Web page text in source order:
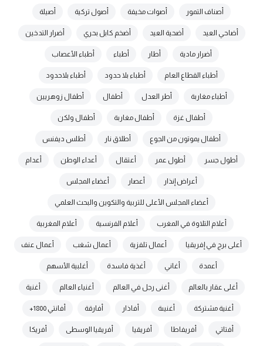
أصناف التمور أصوات مخيفة أصول تركية أصيلة
أضاحي العيد أضحية العيد أضخم كابل بحري أضرار التدخين
أضرار مادية أطار أطباء أطباء الأعصاب
أطباء القطاع العام أطباء بلا حدود أطباء بلاحدود
أطباء مغاربة أطر العدل أطفال أطفال زوهريين
أطفال غزة أطفال مغاربة أطفال ولكن
أطفال يموتون من الجوع أطلاق نار أطلس ديفنس
أطول جسر أطول عمر أعتقال أعداء الوطن أعدام
أعراض إنذار أعصار أعضاء المجلس
أعضاء المجلس الأعلى للتربية والتكوين والبحث العلمي
أعلام التلاوة في المغرب أعلام الفرنسية أعلام المغربية
أعلى برج في إفريقيا أعمال تلفزية أعمال شغب أعمال عنف
أعمدة أغاني أغذية فاسدة أغلبية الأسهم
أغلى عقار بالعالم أغنى رجل في العالم أغنياء العالم أغنية
أغنية مشتركة أغنيىة أفاذار أفارقة أفانتي 1800+
أفتاتي أفريفاطا أفريقيا أفريقيا الوسطى أفريكا